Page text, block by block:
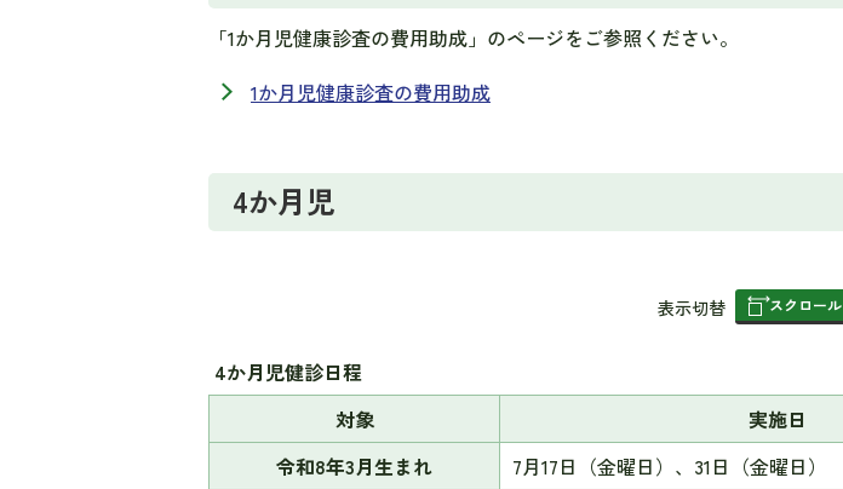
「1か月児健康診査の費用助成」のページをご参照ください。
1か月児健康診査の費用助成
4か月児
表
の
表示切替 スクロール
4か月児健診日程
対象
実施日
令和8年3月生まれ
7月17日（金曜日）、31日（金曜日）